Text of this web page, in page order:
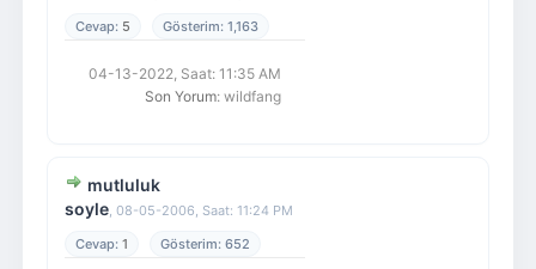
5
1,163
04-13-2022, Saat: 11:35 AM
Son Yorum: wildfang
mutluluk
soyle, 08-05-2006, Saat: 11:24 PM
1
652